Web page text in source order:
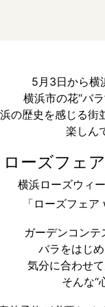
5月3日から横
横浜市の花“バ
の歴史を感じる街
楽しん
ローズフェ
横浜ローズウィ
「ローズフェ
ガーデンコンテ
バラをはじ
気分に合わせ
そんな“